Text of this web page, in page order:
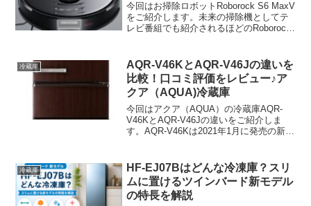
今回はお掃除ロボットRoborock S6 MaxV
をご紹介します。未来の掃除機としてテ
レビ番組でも紹介されるほどのRoborock
冷蔵庫
AQR-V46KとAQR-V46Jの違いを
比較！口コミ評価をレビュー♪ア
クア（AQUA)冷蔵庫
今回はアクア（AQUA）の冷蔵庫AQR-
V46KとAQR-V46Jの違いをご紹介しま
す。AQR-V46Kは2021年1月に発売の新モ
ます。
冷蔵庫
HF-EJ07Bはどんな冷凍庫？スリ
ムに置けるツインバード新モデル
の特長を解説